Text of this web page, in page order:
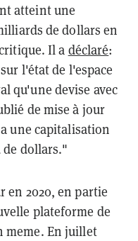
atteint une
de dollars en
Il a déclaré:
l'état de l'espace
qu'une devise avec
de mise à jour
une capitalisation
de dollars."
en 2020, en partie
plateforme de
meme. En juillet